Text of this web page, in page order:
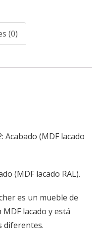
(0)
Acabado (MDF lacado
(MDF lacado RAL).
es un mueble de
lacado y está
diferentes.